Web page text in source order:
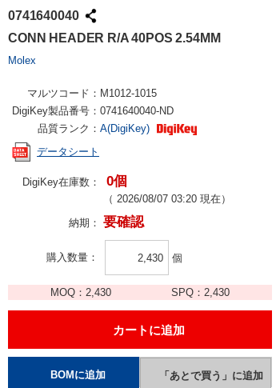
0741640040
CONN HEADER R/A 40POS 2.54MM
Molex
マルツコード： M1012-1015
DigiKey製品番号： 0741640040-ND
品質ランク： A(DigiKey)
データシート
DigiKey在庫数： 0個
（ 2026/08/07 03:20 現在）
納期： 要確認
購入数量 個
MOQ： 2,430 SPQ：2,430